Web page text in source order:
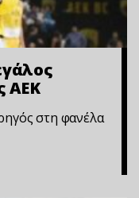
ΑΕΚ
στη φανέλα